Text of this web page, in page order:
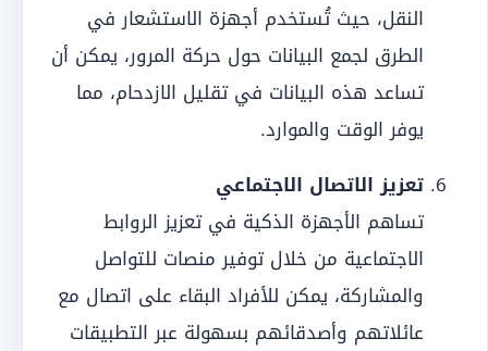
النقل، حيث تُستخدم أجهزة الاستشعار في
الطرق لجمع البيانات حول حركة المرور، يمكن أن
تساعد هذه البيانات في تقليل الازدحام، مما
يوفر الوقت والموارد.
تعزيز الاتصال الاجتماعي
تساهم الأجهزة الذكية في تعزيز الروابط
الاجتماعية من خلال توفير منصات للتواصل
والمشاركة، يمكن للأفراد البقاء على اتصال مع
عائلاتهم وأصدقائهم بسهولة عبر التطبيقات